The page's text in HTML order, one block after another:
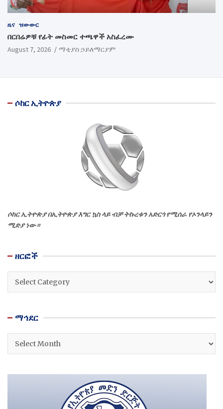
ዜና ዝውውር
በርበሬዎቹ የፊት መስመር ተጫዋች አስፈረሙ
August 7, 2026 ማቲያስ ኃይለማርያም
ሶከር ኢትዮጵያ
ሶከር ኢትዮጵያ በኢትዮጵያ እግር ኳስ ላይ ብቻ ትኩረቱን አድርጎ የሚሰራ የኦንላይን
ሚድያ ነው።
ዘርፎች
ዘርፎች
ማኅደር
ማኅደር